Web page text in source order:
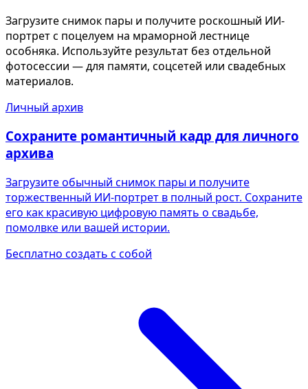
Загрузите снимок пары и получите роскошный ИИ-
портрет с поцелуем на мраморной лестнице
особняка. Используйте результат без отдельной
фотосессии — для памяти, соцсетей или свадебных
материалов.
Личный архив
Сохраните романтичный кадр для личного
архива
Загрузите обычный снимок пары и получите
торжественный ИИ-портрет в полный рост. Сохраните
его как красивую цифровую память о свадьбе,
помолвке или вашей истории.
Бесплатно создать с собой